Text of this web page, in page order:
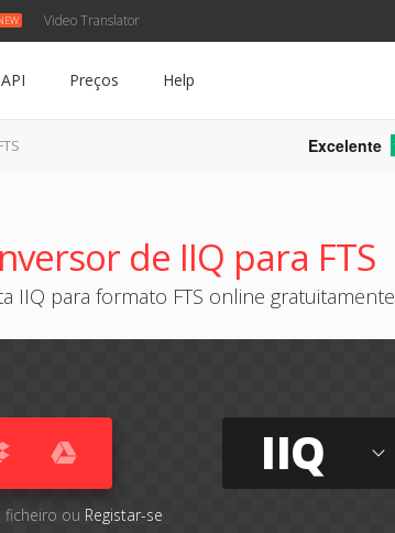
Video Translator
API Preços Help
Excelente
de IIQ para FTS
IIQ para formato FTS online gratuitamente
ou Registar-se
IIQ